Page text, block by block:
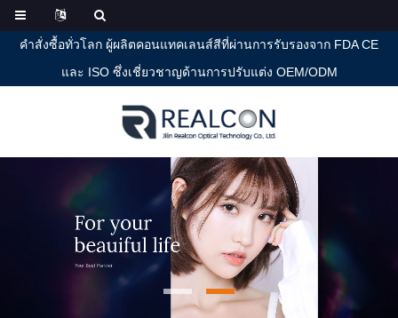
คำสั่งซื้อทั่วโลก ผู้ผลิตคอนแทคเลนส์สีที่ผ่านการรับรองจาก FDA CE
และ ISO ซึ่งเชี่ยวชาญด้านการปรับแต่ง OEM/ODM